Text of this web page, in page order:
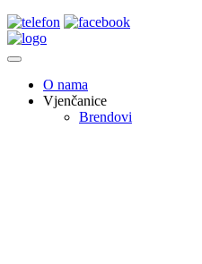
O nama
Vjenčanice
Brendovi